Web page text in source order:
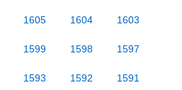
1605 1604 1603
1599 1598 1597
1593 1592 1591